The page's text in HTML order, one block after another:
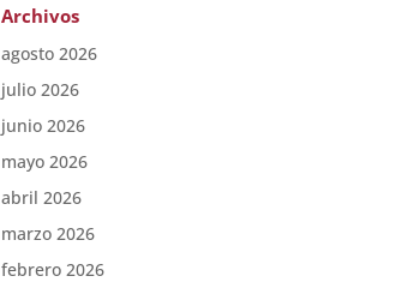
Archivos
agosto 2026
julio 2026
junio 2026
mayo 2026
abril 2026
marzo 2026
febrero 2026